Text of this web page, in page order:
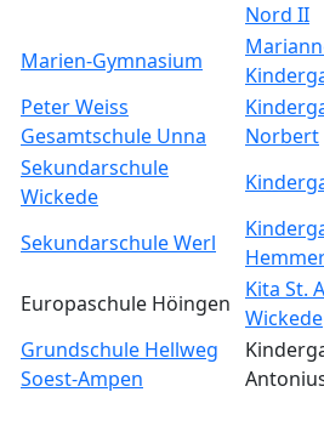
Nord II
Marien-Gymnasium
Peter Weiss
Gesamtschule Unna
Norbert
Sekundarschule
Wickede
Sekundarschule Werl
Europaschule Höingen
Kita St.
Wickede
Grundschule Hellweg
Soest-Ampen